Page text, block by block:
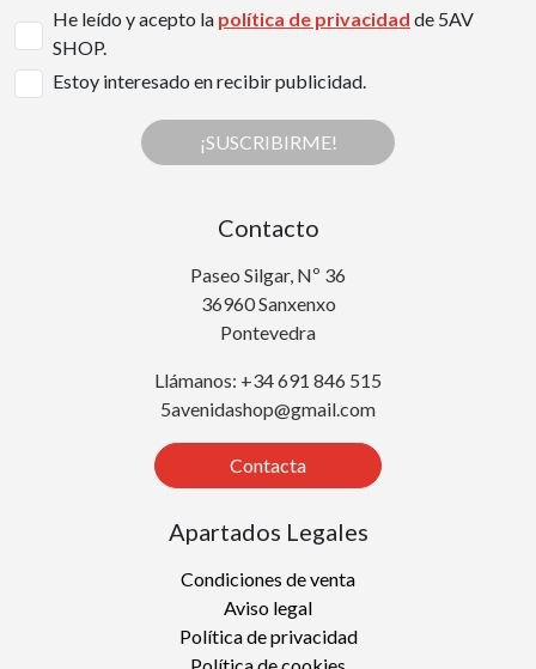
He leído y acepto la política de privacidad de 5AV
SHOP.
Estoy interesado en recibir publicidad.
¡SUSCRIBIRME!
Contacto
Paseo Silgar, Nº 36
36960 Sanxenxo
Pontevedra
Llámanos: +34 691 846 515
5avenidashop@gmail.com
Contacta
Apartados Legales
Condiciones de venta
Aviso legal
Política de privacidad
Política de cookies